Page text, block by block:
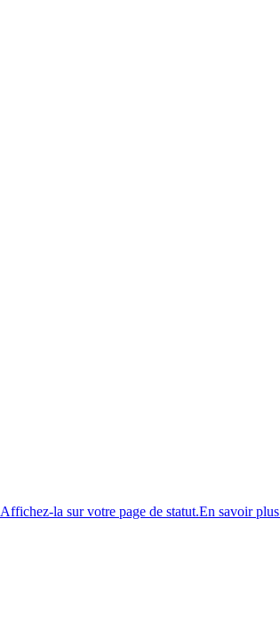
Affichez-la sur votre page de statut.En savoir plus